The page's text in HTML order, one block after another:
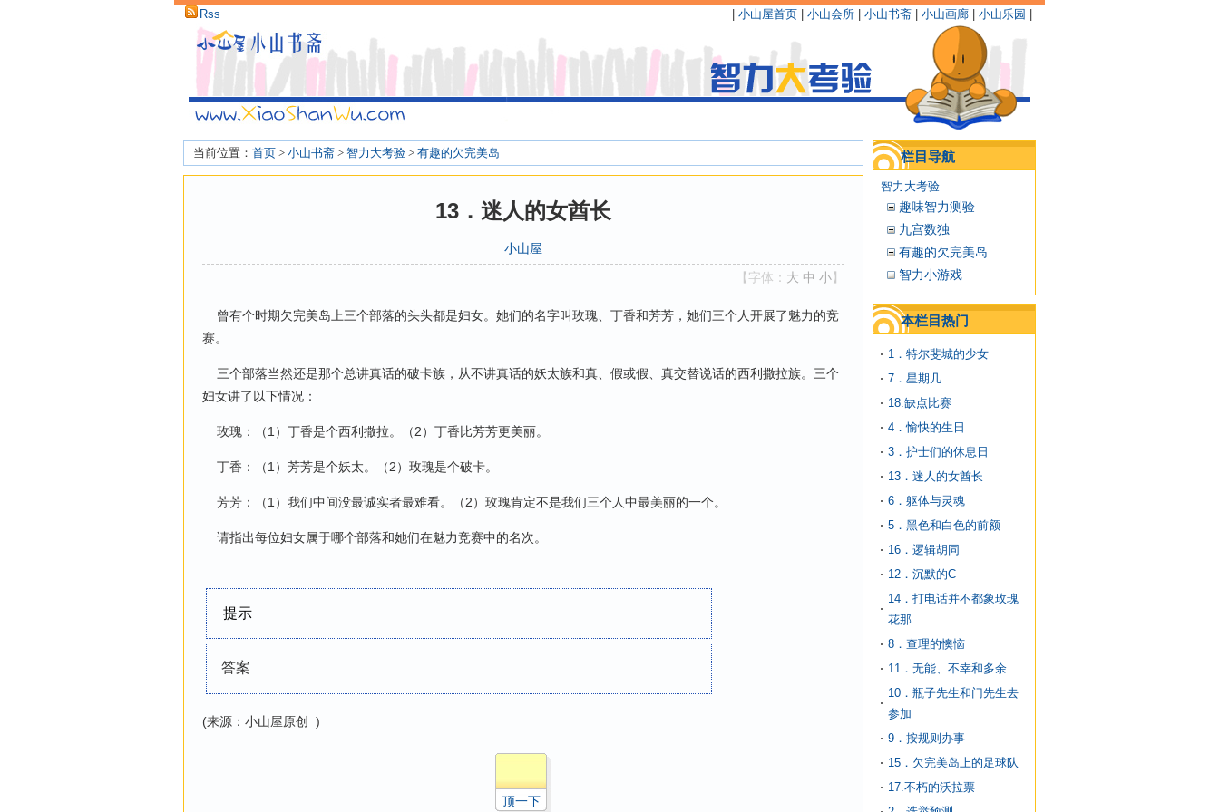
Rss 小山屋首页 小山会所 小山书斋 小山画廊 小山乐园
当前位置： 首页 > 小山书斋 > 智力大考验 > 有趣的欠完美岛
13．迷人的女酋长
小山屋
【字体： 大 中 小】
曾有个时期欠完美岛上三个部落的头头都是妇女。她们的名字叫玫瑰、丁香和芳芳，她们三个人开展了魅力的竞
赛。
三个部落当然还是那个总讲真话的破卡族，从不讲真话的妖太族和真、假或假、真交替说话的西利撒拉族。三个
妇女讲了以下情况：
玫瑰：（1）丁香是个西利撒拉。（2）丁香比芳芳更美丽。
丁香：（1）芳芳是个妖太。（2）玫瑰是个破卡。
芳芳：（1）我们中间没最诚实者最难看。（2）玫瑰肯定不是我们三个人中最美丽的一个。
请指出每位妇女属于哪个部落和她们在魅力竞赛中的名次。
提示
答案
(来源：小山屋原创 )
顶一下
栏目导航
智力大考验
趣味智力测验
九宫数独
有趣的欠完美岛
智力小游戏
本栏目热门
1．特尔斐城的少女
7．星期几
18.缺点比赛
4．愉快的生日
3．护士们的休息日
13．迷人的女酋长
6．躯体与灵魂
5．黑色和白色的前额
16．逻辑胡同
12．沉默的C
14．打电话并不都象玫瑰
花那
8．查理的懊恼
11．无能、不幸和多余
10．瓶子先生和门先生去
参加
9．按规则办事
15．欠完美岛上的足球队
17.不朽的沃拉票